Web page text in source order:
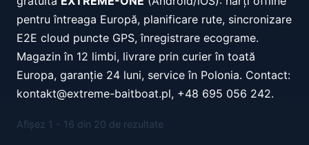
pentru întreaga Europă, planificare rute, sincronizare
E2E cloud puncte GPS, înregistrare ecograme.
Magazin în 12 limbi, livrare prin curier în toată
Europa, garanție 24 luni, service în Polonia. Contact:
kontakt@extreme-baitboat.pl, +48 695 056 242.
Afișez 1 - 16 din 20 de rezultate